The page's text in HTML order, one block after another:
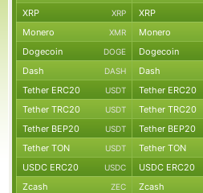
XRP XRP XRP
Monero XMR Monero
Dogecoin DOGE Dogecoin
Dash DASH Dash
Tether ERC20 USDT Tether ERC20
Tether TRC20 USDT Tether TRC20
Tether BEP20 USDT Tether BEP20
Tether TON USDT Tether TON
USDC ERC20 USDC USDC ERC20
Zcash ZEC Zcash